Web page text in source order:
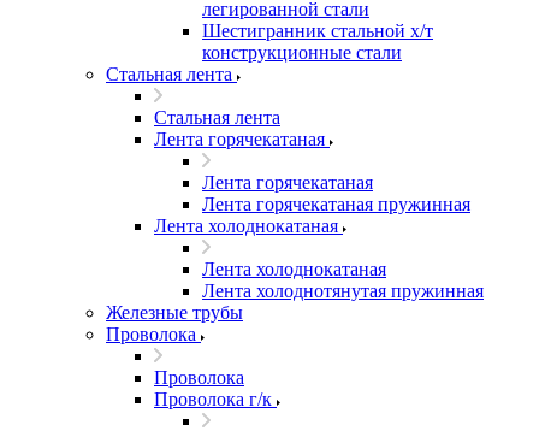
легированной стали
Шестигранник стальной х/т
конструкционные стали
Стальная лента
Стальная лента
Лента горячекатаная
Лента горячекатаная
Лента горячекатаная пружинная
Лента холоднокатаная
Лента холоднокатаная
Лента холоднотянутая пружинная
Железные трубы
Проволока
Проволока
Проволока г/к